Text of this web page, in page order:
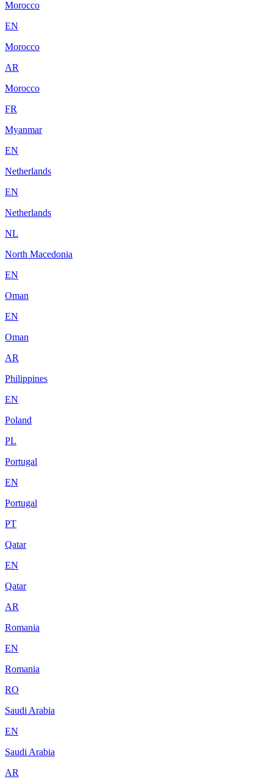
Morocco
EN
Morocco
AR
Morocco
FR
Myanmar
EN
Netherlands
EN
Netherlands
NL
North Macedonia
EN
Oman
EN
Oman
AR
Philippines
EN
Poland
PL
Portugal
EN
Portugal
PT
Qatar
EN
Qatar
AR
Romania
EN
Romania
RO
Saudi Arabia
EN
Saudi Arabia
AR